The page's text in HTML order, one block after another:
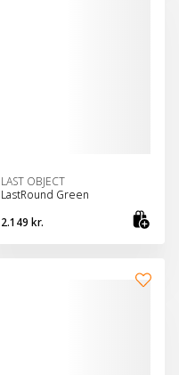
LAST OBJECT
LastRound Green
2.149 kr.